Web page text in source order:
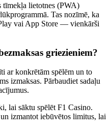
tīmekļa lietotnes (PWA)
Tas nozīmē, ka
vai App Store — vienkārši
griezieniem?
ar konkrētām spēlēm un to
izmaksas. Pārbaudiet sadaļu
lai sāktu spēlēt F1 Casino.
izmantot iebūvētos limitus, lai